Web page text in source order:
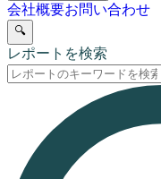
会社概要お問い合わせ
🔍
レポートを検索